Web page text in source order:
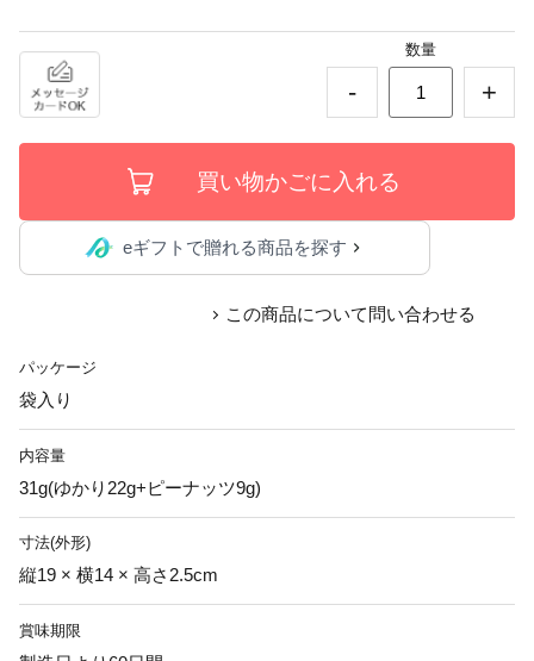
-
数量
+
eギフトで贈れる商品を探す
この商品について問い合わせる
パッケージ
袋入り
内容量
31g(ゆかり22g+ピーナッツ9g)
寸法(外形)
縦19 × 横14 × 高さ2.5cm
賞味期限